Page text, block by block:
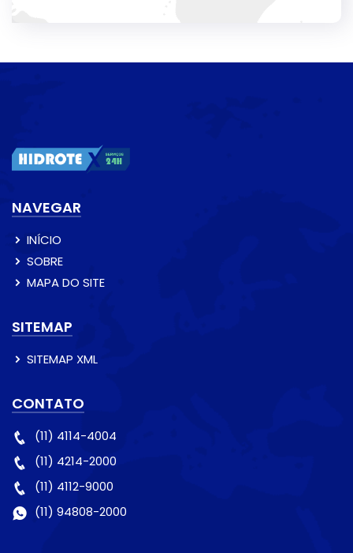
NAVEGAR
INÍCIO
SOBRE
MAPA DO SITE
SITEMAP
SITEMAP XML
CONTATO
(11) 4114-4004
(11) 4214-2000
(11) 4112-9000
(11) 94808-2000